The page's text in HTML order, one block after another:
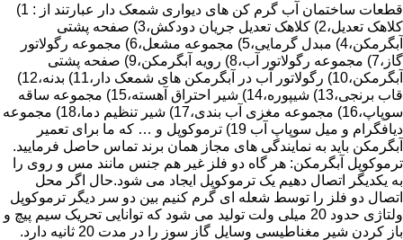
قطعات ساختمان آب گرم کن های دیواری شمعک دار عبارتند از : 1)
کلاهک تعدیل،2) کلاهک تعدیل جریان دودکش،3) صفحه پشتی
آبگرمکن،4) مبدل گرمایی،5) مجموعه مشعل،6) مجموعه رگولاتور
گاز،7) مجموعه رگولاتور آب،8) رویه آبگرمکن،9) صفحه پشتی
آبگرمکن،10) رگولاتور آب در آبگرمکن های شمعک دار،11) بدنه،12)
قاب برنجی،13) شیپوره،14) شیر احتراق آهسته،15) مجموعه ساقه
سوپاپ،16) مجموعه مغزی آب بندی،17) شیر تنظیم دما،18) مجموعه
دیافگرام و میل سوپاپ آب 19) ترموکوپل و … که ما برای تعمیر
آبگرمکن باید به نمایندگی های مجاز همان برند تماس حاصل فرمایید.
ترموکوپل آبگرمکن: هر گاه دو فلز غیر هم جنس مانند مس و روی را
به یکدیگر اتصال دهیم یک ترموکوپل ایجاد می شود.حال اگر محل
اتصال دو فلز را توسط شعله ای گرم کنیم بین دو سر دیگر ترموکوپل
ولتاژی حدود 20 میلی ولت تولید می شود که توانایی تحریک سیم پیچ و
باز کردن شیر مغناطیسی وسایل گاز سوز را در مدت 20 ثانیه دارد.